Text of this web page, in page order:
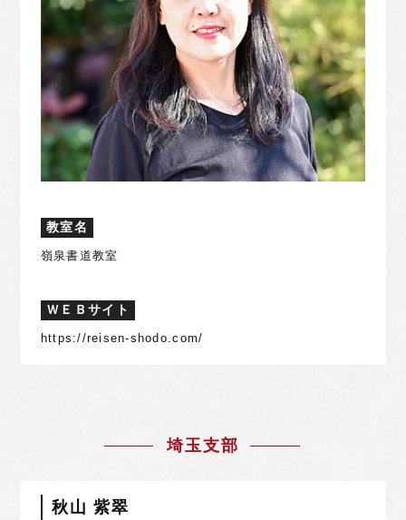
教室名
嶺泉書道教室
ＷＥＢサイト
https://reisen-shodo.com/
埼玉支部
秋山 紫翠